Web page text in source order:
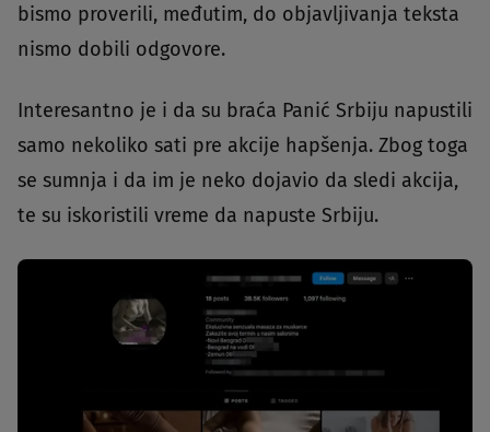
bismo proverili, međutim, do objavljivanja teksta
nismo dobili odgovore.
Interesantno je i da su braća Panić Srbiju napustili
samo nekoliko sati pre akcije hapšenja. Zbog toga
se sumnja i da im je neko dojavio da sledi akcija,
te su iskoristili vreme da napuste Srbiju.